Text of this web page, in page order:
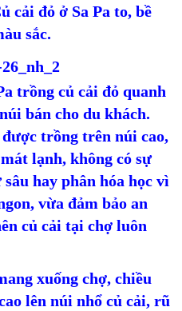
cải đỏ ở Sa Pa to, bề
sắc.
trồng củ cải đỏ quanh
bán cho du khách.
được trồng trên núi cao,
lạnh, không có sự
hay phân hóa học vì
vừa đảm bảo an
củ cải tại chợ luôn
xuống chợ, chiều
lên núi nhổ củ cải, rũ